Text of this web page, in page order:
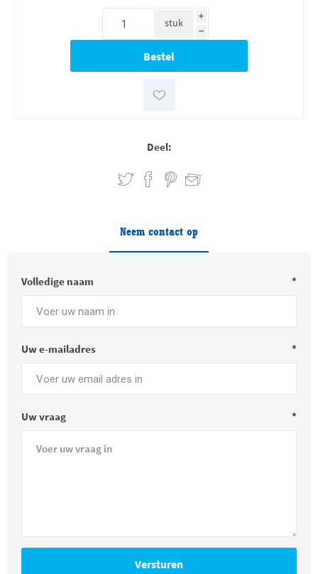
i
h
stuk
Deel:
Neem contact op
Volledige naam *
Uw e-mailadres *
Uw vraag *